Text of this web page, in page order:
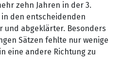
zehn Jahren in der 3.
den entscheidenden
und abgeklärter. Besonders
Sätzen fehlte nur wenige
eine andere Richtung zu